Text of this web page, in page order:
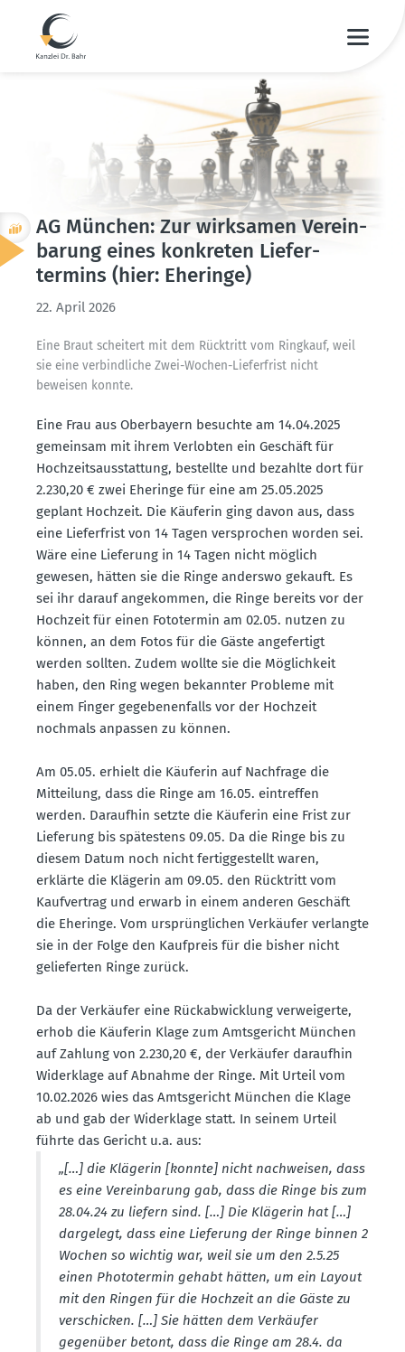
AG München: Zur wirksamen Verein­
barung eines konkreten Liefer­
termins (hier: Eheringe)
22. April 2026
Eine Braut scheitert mit dem Rücktritt vom Ringkauf, weil
sie eine verbind­liche Zwei-Wochen-Liefer­frist nicht
beweisen konnte.
Eine Frau aus Oberbayern besuchte am 14.04.2025
gemeinsam mit ihrem Verlobten ein Geschäft für
Hochzeits­aus­stattung, bestellte und bezahlte dort für
2.230,20 € zwei Eheringe für eine am 25.05.2025
geplant Hochzeit. Die Käuferin ging davon aus, dass
eine Liefer­frist von 14 Tagen versprochen worden sei.
Wäre eine Lieferung in 14 Tagen nicht möglich
gewesen, hätten sie die Ringe anderswo gekauft. Es
sei ihr darauf angekommen, die Ringe bereits vor der
Hochzeit für einen Fototermin am 02.05. nutzen zu
können, an dem Fotos für die Gäste angefertigt
werden sollten. Zudem wollte sie die Möglichkeit
haben, den Ring wegen bekannter Probleme mit
einem Finger gegebe­nen­falls vor der Hochzeit
nochmals anpassen zu können.
Am 05.05. erhielt die Käuferin auf Nachfrage die
Mitteilung, dass die Ringe am 16.05. eintreffen
werden. Daraufhin setzte die Käuferin eine Frist zur
Lieferung bis spätestens 09.05. Da die Ringe bis zu
diesem Datum noch nicht fertig­ge­stellt waren,
erklärte die Klägerin am 09.05. den Rücktritt vom
Kaufvertrag und erwarb in einem anderen Geschäft
die Eheringe. Vom ursprüng­lichen Verkäufer verlangte
sie in der Folge den Kaufpreis für die bisher nicht
gelie­ferten Ringe zurück.
Da der Verkäufer eine Rückab­wicklung verwei­gerte,
erhob die Käuferin Klage zum Amtsge­richt München
auf Zahlung von 2.230,20 €, der Verkäufer daraufhin
Wider­klage auf Abnahme der Ringe. Mit Urteil vom
10.02.2026 wies das Amtsge­richt München die Klage
ab und gab der Wider­klage statt. In seinem Urteil
führte das Gericht u.a. aus:
„[…] die Klägerin [konnte] nicht nachweisen, dass
es eine Verein­barung gab, dass die Ringe bis zum
28.04.24 zu liefern sind. […] Die Klägerin hat […]
dargelegt, dass eine Lieferung der Ringe binnen 2
Wochen so wichtig war, weil sie um den 2.5.25
einen Photo­termin gehabt hätten, um ein Layout
mit den Ringen für die Hochzeit an die Gäste zu
verschicken. […] Sie hätten dem Verkäufer
gegenüber betont, dass die Ringe am 28.4. da